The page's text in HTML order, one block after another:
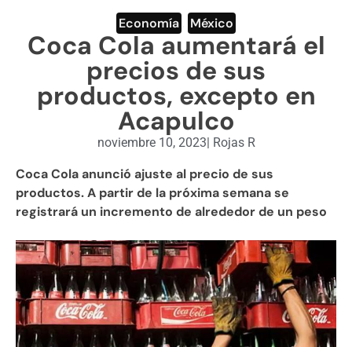
ENGLISH SECTION
VIDEOS
Economía México
Coca Cola aumentará el
precios de sus
productos, excepto en
Acapulco
noviembre 10, 2023| Rojas R
Coca Cola anunció ajuste al precio de sus
productos. A partir de la próxima semana se
registrará un incremento de alrededor de un peso